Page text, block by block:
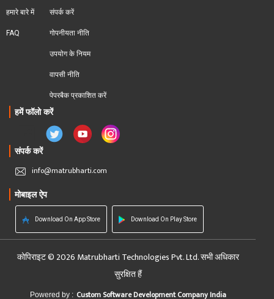
हमारे बारे में
FAQ
संपर्क करें
गोपनीयता नीति
उपयोग के नियम
वापसी नीति
पेपरबैक प्रकाशित करें
हमें फॉलो करें
संपर्क करें
info@matrubharti.com
मोबाइल ऐप
Download On App Store Download On Play Store
कोपिराइट © 2026 Matrubharti Technologies Pvt. Ltd. सभी अधिकार
सुरक्षित हैं
Powered by : Custom Software Development Company India